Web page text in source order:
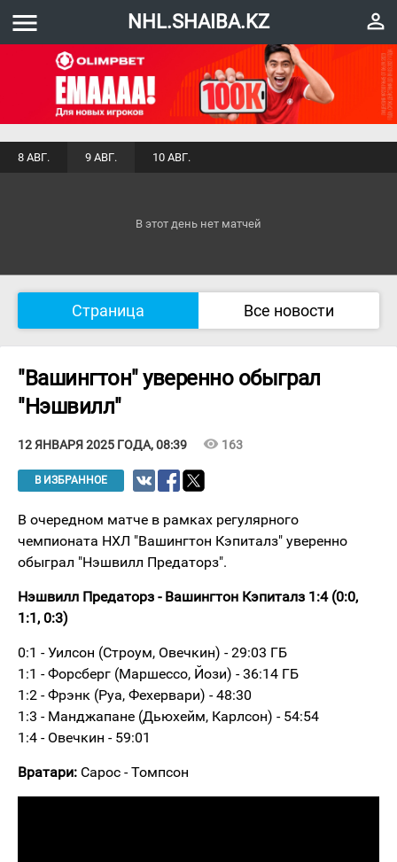
menu NHL.SHAIBA.KZ perm_identity
8 АВГ. 9 АВГ. 10 АВГ.
В этот день нет матчей
Страница Все новости
"Вашингтон" уверенно обыграл
"Нэшвилл"
12 ЯНВАРЯ 2025 ГОДА, 08:39 visibility 163
В ИЗБРАННОЕ
В очередном матче в рамках регулярного
чемпионата НХЛ "Вашингтон Кэпиталз" уверенно
обыграл "Нэшвилл Предаторз".
Нэшвилл Предаторз - Вашингтон Кэпиталз 1:4 (0:0,
1:1, 0:3)
0:1 - Уилсон (Строум, Овечкин) - 29:03 ГБ
1:1 - Форсберг (Маршессо, Йози) - 36:14 ГБ
1:2 - Фрэнк (Руа, Фехервари) - 48:30
1:3 - Манджапане (Дьюхейм, Карлсон) - 54:54
1:4 - Овечкин - 59:01
Вратари: Сарос - Томпсон